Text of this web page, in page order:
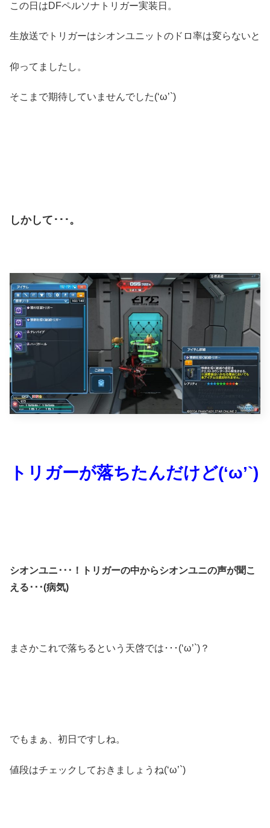
この日はDFペルソナトリガー実装日。
生放送でトリガーはシオンユニットのドロ率は変らないと
仰ってましたし。
そこまで期待していませんでした(‘ω’`)
しかして･･･。
トリガーが落ちたんだけど(‘ω’`)
シオンユニ･･･！トリガーの中からシオンユニの声が聞こ
える･･･(病気)
まさかこれで落ちるという天啓では･･･(‘ω’`)？
でもまぁ、初日ですしね。
値段はチェックしておきましょうね(‘ω’`)